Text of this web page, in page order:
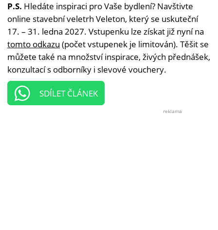
P.S. Hledáte inspiraci pro Vaše bydlení? Navštivte
online stavební veletrh Veleton, který se uskuteční
17. – 31. ledna 2027. Vstupenku lze získat již nyní na
tomto odkazu (počet vstupenek je limitován). Těšit se
můžete také na množství inspirace, živých přednášek,
konzultací s odborníky i slevové vouchery.
SDÍLET ČLÁNEK
reklama